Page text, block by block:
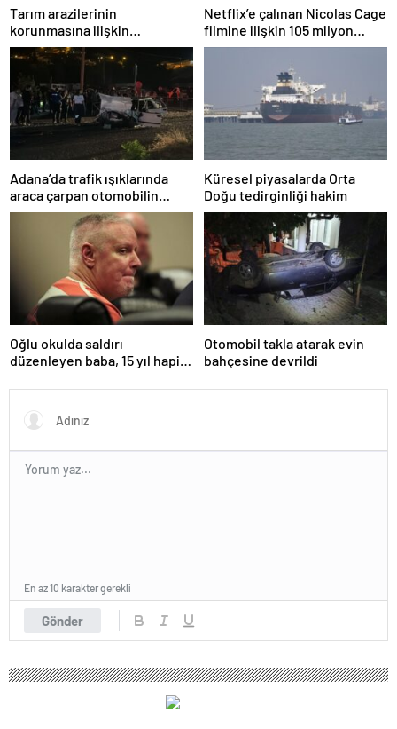
Tarım arazilerinin
korunmasına ilişkin
düzenleme
Netflix’e çalınan Nicolas Cage
filmine ilişkin 105 milyon
dolarlık dava
Adana’da trafik ışıklarında
araca çarpan otomobilin
sürücüsü öldü
Küresel piyasalarda Orta
Doğu tedirginliği hakim
Oğlu okulda saldırı
düzenleyen baba, 15 yıl hapis
Otomobil takla atarak evin
bahçesine devrildi
Gönder
En az 10 karakter gerekli